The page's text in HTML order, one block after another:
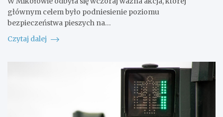
głównym celem było podniesienie poziomu
bezpieczeństwa pieszych na…
Czytaj dalej